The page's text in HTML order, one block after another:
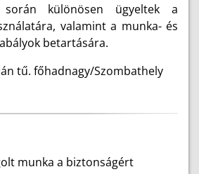
során különösen ügyeltek a
valamint a munka- és
betartására.
tű. főhadnagy/Szombathely
munka a biztonságért